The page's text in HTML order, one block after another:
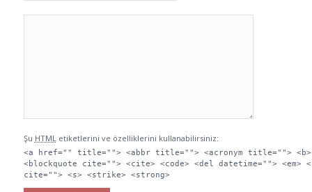
Şu HTMLetiketlerini ve özelliklerini kullanabilirsiniz:
<a href="" title=""> <abbr title=""> <acronym title=""> <b>
<blockquote cite=""> <cite> <code> <del datetime=""> <em>
cite=""> <s> <strike> <strong>